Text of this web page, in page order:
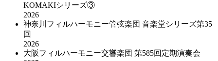
KOMAKIシリーズ③
2026
神奈川フィルハーモニー管弦楽団 音楽堂シリーズ第35
回
2026
大阪フィルハーモニー交響楽団 第585回定期演奏会